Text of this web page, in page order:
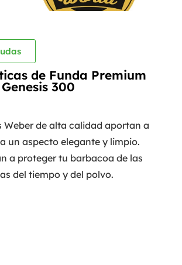
de Funda Premium
300
Weber de alta calidad aportan a
un aspecto elegante y limpio.
a proteger tu barbacoa de las
del tiempo y del polvo.